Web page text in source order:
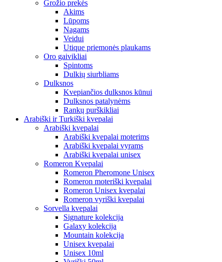
Grožio prekės
Akims
Lūpoms
Nagams
Veidui
Utique priemonės plaukams
Oro gaivikliai
Spintoms
Dulkių siurbliams
Dulksnos
Kvepiančios dulksnos kūnui
Dulksnos patalynėms
Rankų purškikliai
Arabiški ir Turkiški kvepalai
Arabiški kvepalai
Arabiški kvepalai moterims
Arabiški kvepalai vyrams
Arabiški kvepalai unisex
Romeron Kvepalai
Romeron Pheromone Unisex
Romeron moteriški kvepalai
Romeron Unisex kvepalai
Romeron vyriški kvepalai
Sorvella kvepalai
Signature kolekcija
Galaxy kolekcija
Mountain kolekcija
Unisex kvepalai
Unisex 10ml